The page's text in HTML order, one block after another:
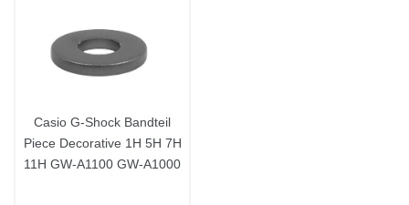
Casio G-Shock Bandteil
Piece Decorative 1H 5H 7H
11H GW-A1100 GW-A1000